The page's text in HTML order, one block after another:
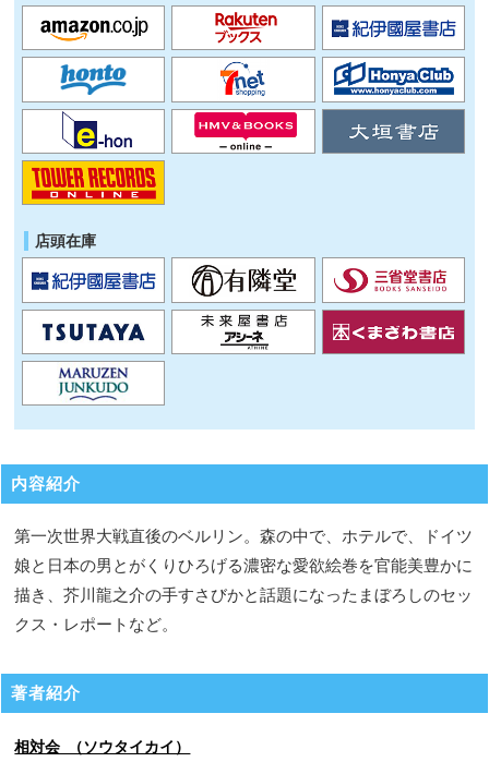
店頭在庫
内容紹介
第一次世界大戦直後のベルリン。森の中で、ホテルで、ドイツ
娘と日本の男とがくりひろげる濃密な愛欲絵巻を官能美豊かに
描き、芥川龍之介の手すさびかと話題になったまぼろしのセッ
クス・レポートなど。
著者紹介
相対会 （ソウタイカイ）